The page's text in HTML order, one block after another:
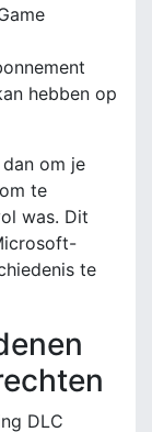
hebben op
om je
te
was. Dit
te
DLC